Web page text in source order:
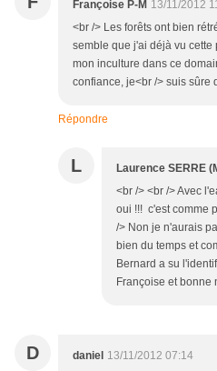
Françoise P-M 13/11/2012
<br /> Les forêts ont bien
semble que j'ai déjà vu
mon inculture dans ce
confiance, je<br /> suis sûre
Répondre
L Laurence SERRE
<br /> <br /> Avec
oui !!! c'est comme
/> Non je n'aurais
bien du temps et
Bernard a su
Françoise et bonne
D daniel 13/11/2012 07:14